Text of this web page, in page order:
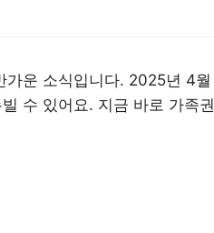
가운 소식입니다. 2025년 4월
수 있어요. 지금 바로 가족권